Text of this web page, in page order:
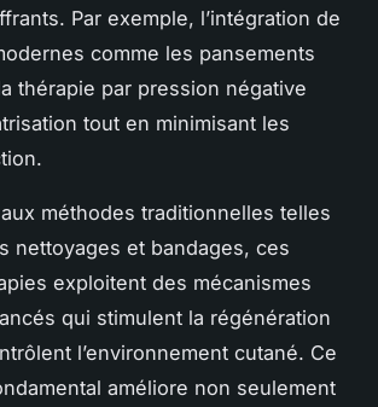
Par exemple, l’intégration de
comme les pansements
thérapie par pression négative
tout en minimisant les
méthodes traditionnelles telles
nettoyages et bandages, ces
exploitent des mécanismes
qui stimulent la régénération
l’environnement cutané. Ce
améliore non seulement